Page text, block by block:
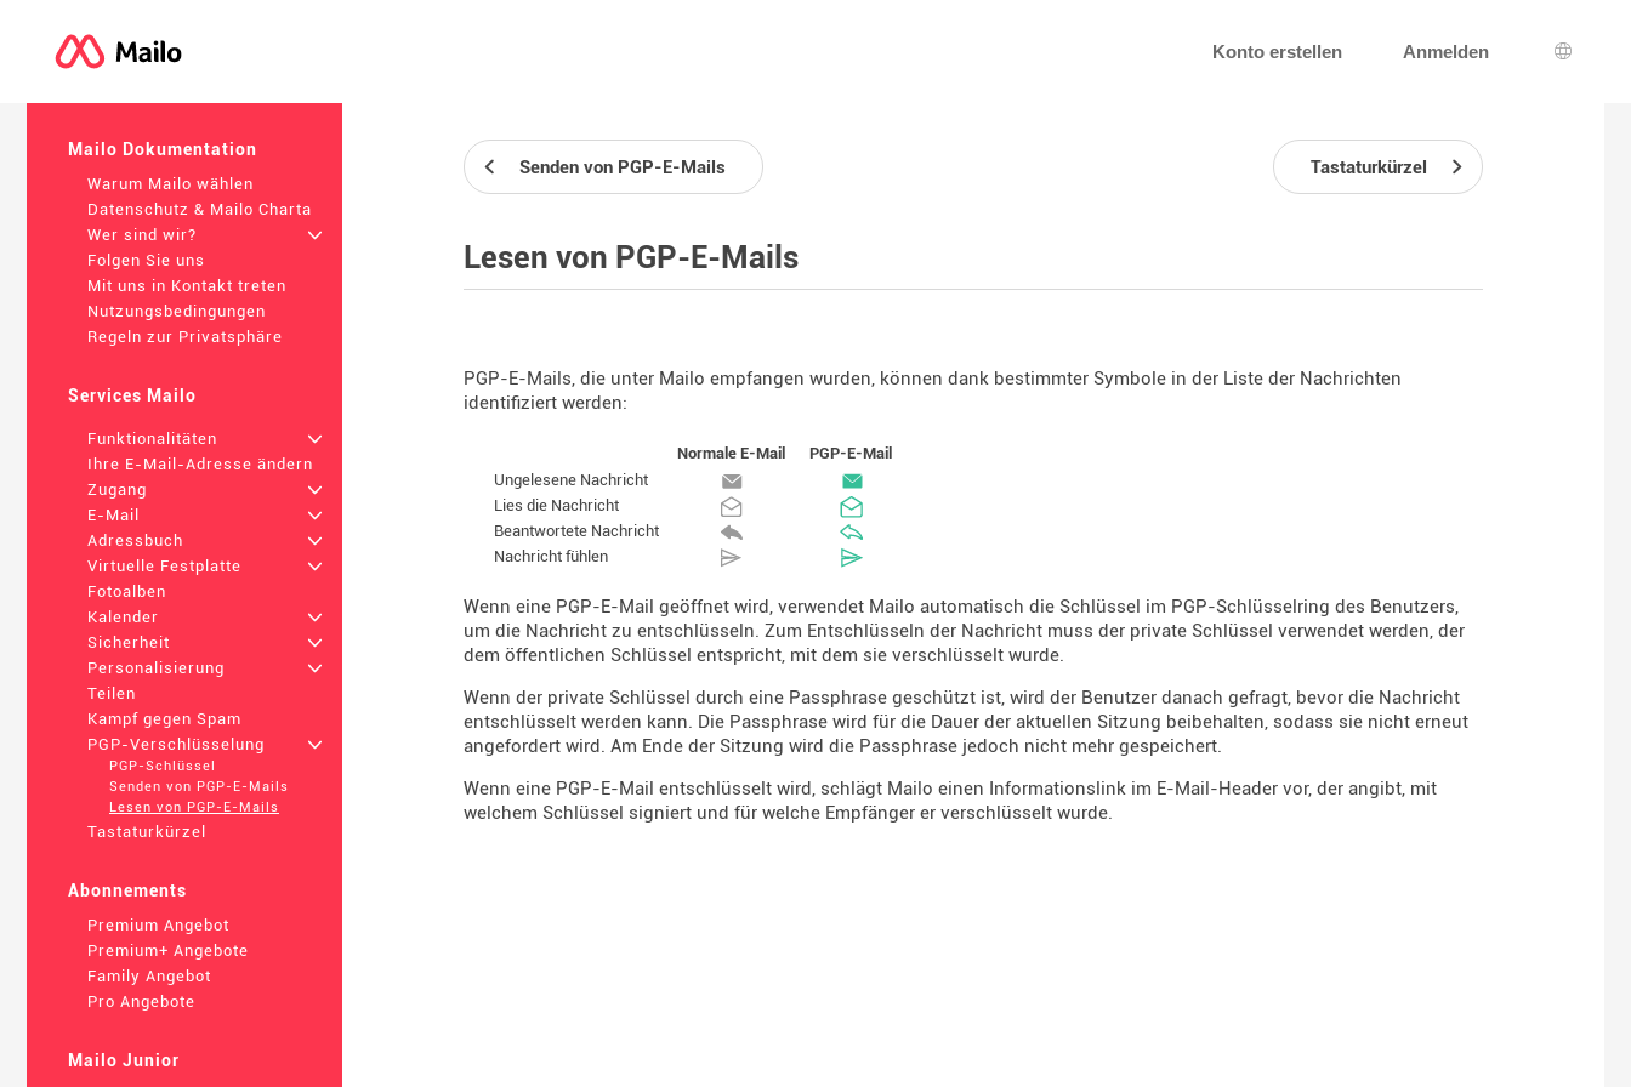
Konto erstellen Anmelden
Wahl
Mailo Dokumentation
Warum Mailo wählen
Datenschutz & Mailo Charta
Wer sind wir?
+
Folgen Sie uns
Mit uns in Kontakt treten
Nutzungsbedingungen
Regeln zur Privatsphäre
Services Mailo
Funktionalitäten
+
Ihre E-Mail-Adresse ändern
Zugang
+
E-Mail
+
Adressbuch
+
Virtuelle Festplatte
+
Fotoalben
Kalender
+
Sicherheit
+
Personalisierung
+
Teilen
Kampf gegen Spam
PGP-Verschlüsselung
+
PGP-Schlüssel
Senden von PGP-E-Mails
Lesen von PGP-E-Mails
Tastaturkürzel
Abonnements
Premium Angebot
Premium+ Angebote
Family Angebot
Pro Angebote
Mailo Junior
Senden von PGP-E-Mails Tastaturkürzel
Lesen von PGP-E-Mails
PGP-E-Mails, die unter Mailo empfangen wurden, können dank bestimmter Symbole in der Liste der Nachrichten
identifiziert werden:
Normale E-Mail
PGP-E-Mail
Ungelesene Nachricht
Lies die Nachricht
Beantwortete Nachricht
Nachricht fühlen
Wenn eine PGP-E-Mail geöffnet wird, verwendet Mailo automatisch die Schlüssel im PGP-Schlüsselring des Benutzers,
um die Nachricht zu entschlüsseln. Zum Entschlüsseln der Nachricht muss der private Schlüssel verwendet werden, der
dem öffentlichen Schlüssel entspricht, mit dem sie verschlüsselt wurde.
Wenn der private Schlüssel durch eine Passphrase geschützt ist, wird der Benutzer danach gefragt, bevor die Nachricht
entschlüsselt werden kann. Die Passphrase wird für die Dauer der aktuellen Sitzung beibehalten, sodass sie nicht erneut
angefordert wird. Am Ende der Sitzung wird die Passphrase jedoch nicht mehr gespeichert.
Wenn eine PGP-E-Mail entschlüsselt wird, schlägt Mailo einen Informationslink im E-Mail-Header vor, der angibt, mit
welchem ​​Schlüssel signiert und für welche Empfänger er verschlüsselt wurde.